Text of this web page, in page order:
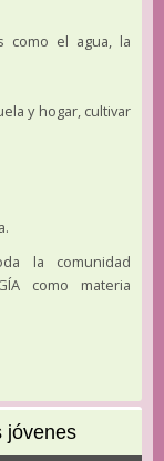
el agua, la
y hogar, cultivar
la comunidad
como materia
jóvenes